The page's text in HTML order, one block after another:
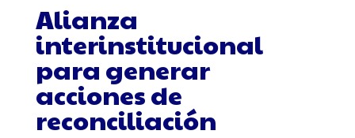
Alianza
interinstitucional
para generar
acciones de
reconciliación